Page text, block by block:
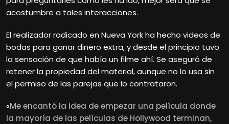
acostumbre a tales interacciones.
El realizador radicado en Nueva York ha hecho videos de
bodas para ganar dinero extra, y desde el principio tuvo
la sensación de que había un filme ahí. Se aseguró de
retener la propiedad del material, aunque no lo usa sin
el permiso de las parejas que lo contrataron.
«Me encantó la idea de empezar una película donde
la mayoría de las películas de Hollywood terminan,